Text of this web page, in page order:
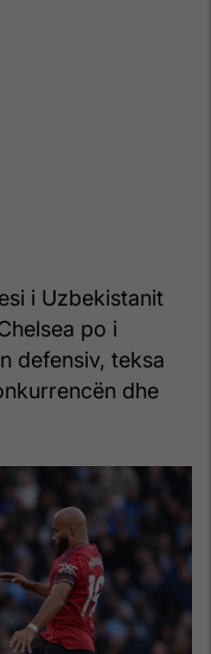
i Uzbekistanit
po i
defensiv, teksa
dhe